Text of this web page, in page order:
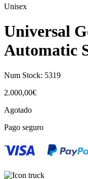
Unisex
Universal
Automatic
Num Stock: 5319
2.000,00€
Agotado
Pago seguro